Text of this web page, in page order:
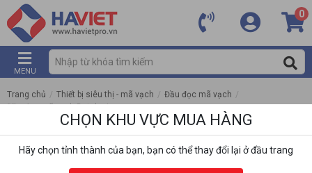
0
MENU
Trang chủ / Thiết bị siêu thị - mã vạch / Đầu đọc mã vạch /
Đầu đọc mã vạch Datalogic
CHỌN KHU VỰC MUA HÀNG
Hãy chọn tỉnh thành của bạn, bạn có thể thay đổi lại ở đầu trang